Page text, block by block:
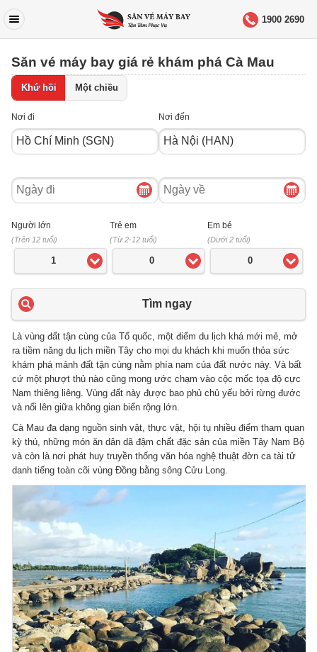
1900 2690
Săn vé máy bay giá rẻ khám phá Cà Mau
Khứ hồi Một chiều
Nơi đi Nơi đến
Ngày
đi
Ngày
về
Người lớn
(Trên 12 tuổi)
1
Trẻ em
(Từ 2-12 tuổi)
0
Em bé
(Dưới 2 tuổi)
0
Tìm ngay
Là vùng đất tận cùng của Tổ quốc, một điểm du lịch khá mới mẻ, mở
ra tiềm năng du lịch miền Tây cho mọi du khách khi muốn thỏa sức
khám phá mảnh đất tận cùng nằm phía nam của đất nước này. Và bất
cứ một phượt thủ nào cũng mong ước chạm vào cộc mốc tọa độ cực
Nam thiêng liêng. Vùng đất này được bao phủ chủ yếu bởi rừng đước
và nổi lên giữa không gian biển rộng lớn.
Cà Mau đa dạng nguồn sinh vật, thực vật, hội tụ nhiều điểm tham quan
kỳ thú, những món ăn dân dã đậm chất đặc sản của miền Tây Nam Bộ
và còn là nơi phát huy truyền thống văn hóa nghệ thuật đờn ca tài tử
danh tiếng toàn cõi vùng Đồng bằng sông Cửu Long.